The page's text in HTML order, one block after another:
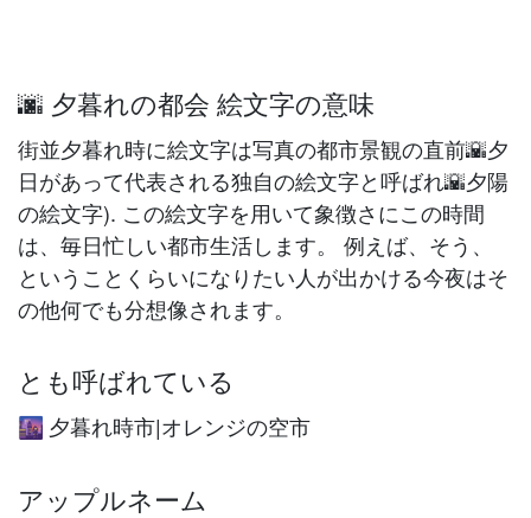
🌆 夕暮れの都会 絵文字の意味
街並夕暮れ時に絵文字は写真の都市景観の直前🌇夕
日があって代表される独自の絵文字と呼ばれ🌇夕陽
の絵文字). この絵文字を用いて象徴さにこの時間
は、毎日忙しい都市生活します。 例えば、そう、
ということくらいになりたい人が出かける今夜はそ
の他何でも分想像されます。
とも呼ばれている
🌆 夕暮れ時市|オレンジの空市
アップルネーム